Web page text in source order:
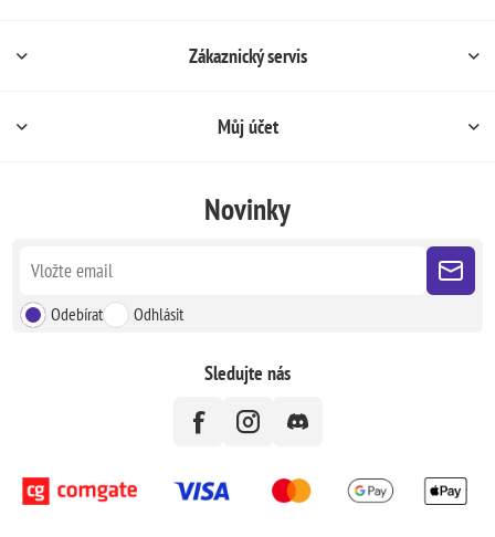
Zákaznický servis
Můj účet
Novinky
Odebírat Odhlásit
Sledujte nás